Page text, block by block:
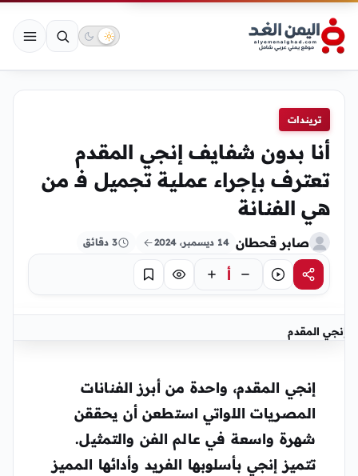
تريندات
أنا بدون شفايف إنجي المقدم
تعترف بإجراء عملية تجميل فـ من
هي الفنانة
صابر قحطان 14 ديسمبر، 2024 3 دقائق
مشاركةاستماع أ تركيز حفظ
إنجي المقدم
إنجي المقدم، واحدة من أبرز الفنانات
المصريات اللواتي استطعن أن يحققن
شهرة واسعة في عالم الفن والتمثيل.
تتميز إنجي بأسلوبها الفريد وأدائها المميز